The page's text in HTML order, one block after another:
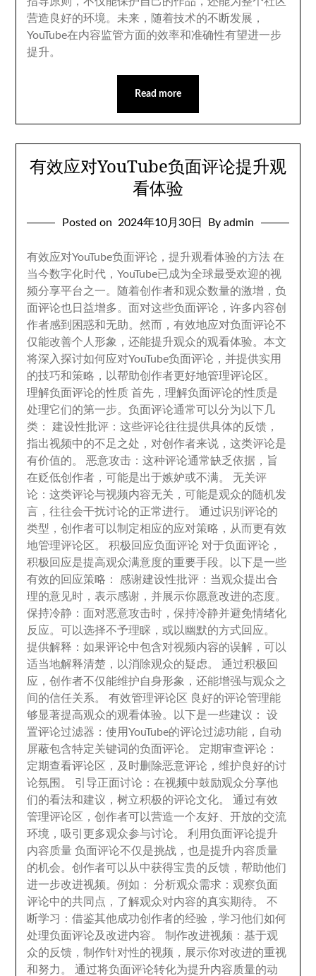
营造良好的环境。 未来 ， 随着技术的不断发展 ，
YouTube在内容监管方面的效率和准确性有望进一步
提升。
Read more
有效应对YouTube负面评论提升观
看体验
Posted on 2024年10月30日 By admin
有效应对YouTube负面评论 ，提升观看体验的方法 在
当今数字化时代 ，YouTube已成为全球最受欢迎的视
频分享平台之一。 随着创作者和观众数量的激增 ，负
面评论也日益增多。 面对这些负面评论 ，许多内容创
作者感到困惑和无助。然而 ，有效地应对负面评论不
仅能改善个人形象 ，还能提升观众的观看体验。本文
将深入探讨如何应对YouTube负面评论 ， 并提供实用
的技巧和策略 ， 以帮助创作者更好地管理评论区 。
理解负面评论的性质 首先 ，理解负面评论的性质是
处理它们的第一步。负面评论通常可以分为以下几
类 ： 建设性批评 ：这些评论往往提供具体的反馈 ，
指出视频中的不足之处 ， 对创作者来说 ，这类评论是
有价值的。恶意攻击 ：这种评论通常缺乏依据 ， 旨
在贬低创作者 ， 可能是出于嫉妒或不满。 无关评
论 ：这类评论与视频内容无关 ， 可能是观众的随机发
言 ，往往会干扰讨论的正常进行。通过识别评论的
类型 ，创作者可以制定相应的应对策略 ， 从而更有效
地管理评论区 。积极回应负面评论 对于负面评论 ，
积极回应是提高观众满意度的重要手段。
以下是一些
有效的回应策略 ： 感谢建设性批评 ： 当观众提出合
理的意见时 ，表示感谢 ， 并展示你愿意改进的态度。
保持冷静 ： 面对恶意攻击时 ，保持冷静并避免情绪化
反应 。 可以选择不予理睬 ，或以幽默的方式回应 。
提供解释 ：如果评论中包含对视频内容的误解 ， 可以
适当地解释清楚 ， 以消除观众的疑虑。通过积极回
应 ，创作者不仅能维护自身形象 ，还能增强与观众之
间的信任关系。有效管理评论区 良好的评论管理能
够显著提高观众的观看体验。 以下是一些建议 ：设
置评论过滤器 ：使用YouTube的评论过滤功能 ， 自动
屏蔽包含特定关键词的负面评论。 定期审查评论 ：
定期查看评论区 ， 及时删除恶意评论 ，维护良好的讨
论氛围 。 引导正面讨论 ：在视频中鼓励观众分享他
们的看法和建议 ，树立积极的评论文化。通过有效
管理评论区 ，创作者可以营造一个友好 、开放的交流
环境 ， 吸引更多观众参与讨论。利用负面评论提升
内容质量 负面评论不仅是挑战 ，也是提升内容质量
的机会。创作者可以从中获得宝贵的反馈 ，帮助他们
进一步改进视频。例如 ：分析观众需求 ： 观察负面
评论中的共同点 ， 了解观众对内容的真实期待。不
断学习
：借鉴其他成功创作者的经验 ，学习他们如何
处理负面评论及改进内容。制作改进视频 ：基于观
众的反馈 ，制作针对性的视频 ， 展示你对改进的重视
和努力 。通过将负面评论转化为提升内容质量的动